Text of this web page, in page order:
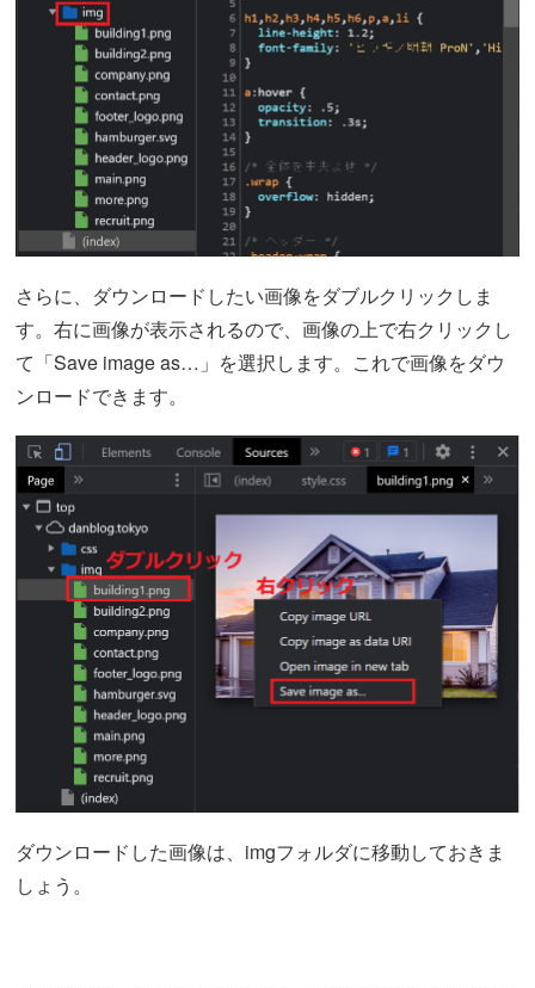
さらに、ダウンロードしたい画像をダブルクリックしま
す。右に画像が表示されるので、画像の上で右クリックし
て「Save image as…」を選択します。これで画像をダウ
ンロードできます。
ダウンロードした画像は、imgフォルダに移動しておきま
しょう。